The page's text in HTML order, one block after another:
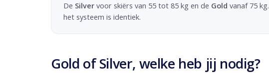
De Silver voor skiërs van 55 tot 85 kg en de Gold vanaf 75
het systeem is identiek.
Gold of Silver, welke heb jij nodig?